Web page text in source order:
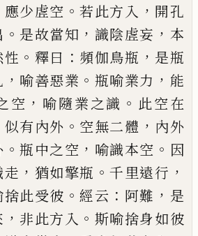
應少虗空 。若此方 入 ， 開孔
。 是故當知 ， 識陰虗妄 ， 本
性 。 釋曰 ： 頻伽鳥瓶 ， 是瓶
， 喻善惡業 。 瓶喻業力 ， 能
空 ， 喻隨業之識 。 此空在
似有內外 。 空無二體 ， 內外
。瓶中之空 ， 喻識本空 。 因
走 ， 猶如擎瓶 。千里遠行 ，
捨此受彼 。 經云 ： 阿難 ， 是
， 非此方入 。 斯喻捨身如彼